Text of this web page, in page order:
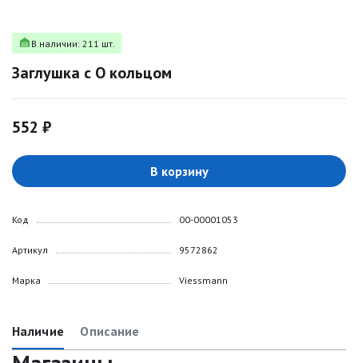
В наличии: 211 шт.
Заглушка с О кольцом
552 ₽
В корзину
Код
Артикул
Марка
00-00001053
9572862
Viessmann
Наличие Описание